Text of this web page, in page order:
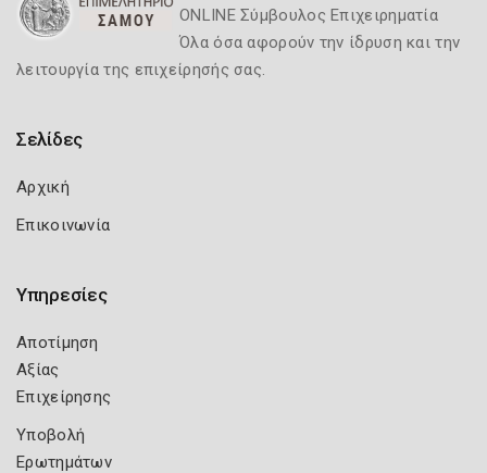
ONLINE Σύμβουλος Επιχειρηματία
Όλα όσα αφορούν την ίδρυση και την
λειτουργία της επιχείρησής σας.
Σελίδες
Αρχική
Επικοινωνία
Υπηρεσίες
Αποτίμηση
Αξίας
Επιχείρησης
Υποβολή
Ερωτημάτων